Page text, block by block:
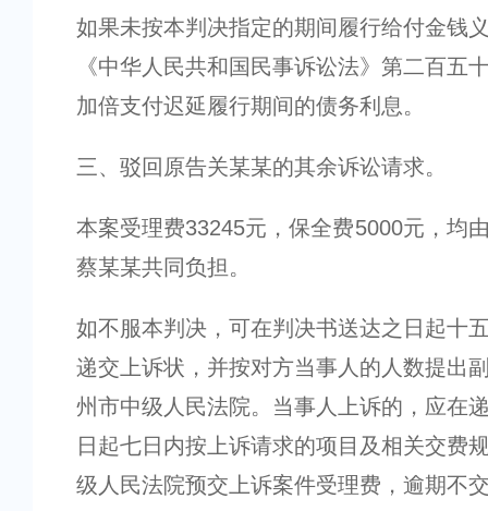
如果未按本判决指定的期间履行给付金钱
《中华人民共和国民事诉讼法》第二百五
加倍支付迟延履行期间的债务利息。
三、驳回原告关某某的其余诉讼请求。
本案受理费33245元，保全费5000元，均
蔡某某共同负担。
如不服本判决，可在判决书送达之日起十
递交上诉状，并按对方当事人的人数提出
州市中级人民法院。当事人上诉的，应在
日起七日内按上诉请求的项目及相关交费
级人民法院预交上诉案件受理费，逾期不